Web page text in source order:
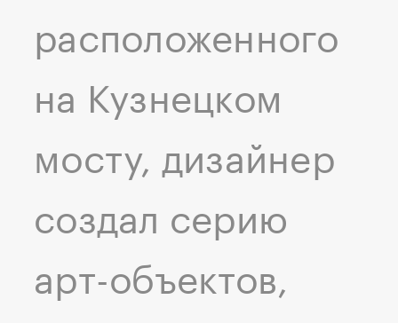
расположенного
на Кузнецком
мосту, дизайнер
создал серию
арт-объектов,